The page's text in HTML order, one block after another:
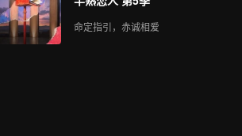
命定指引，赤诚相爱